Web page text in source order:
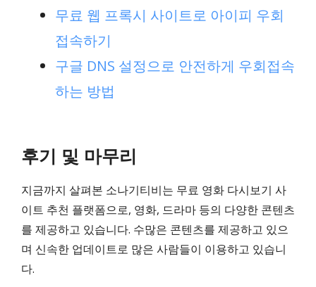
무료 웹 프록시 사이트로 아이피 우회
접속하기
구글 DNS 설정으로 안전하게 우회접속
하는 방법
후기 및 마무리
지금까지 살펴본 소나기티비는 무료 영화 다시보기 사
이트 추천 플랫폼으로, 영화, 드라마 등의 다양한 콘텐츠
를 제공하고 있습니다. 수많은 콘텐츠를 제공하고 있으
며 신속한 업데이트로 많은 사람들이 이용하고 있습니
다.